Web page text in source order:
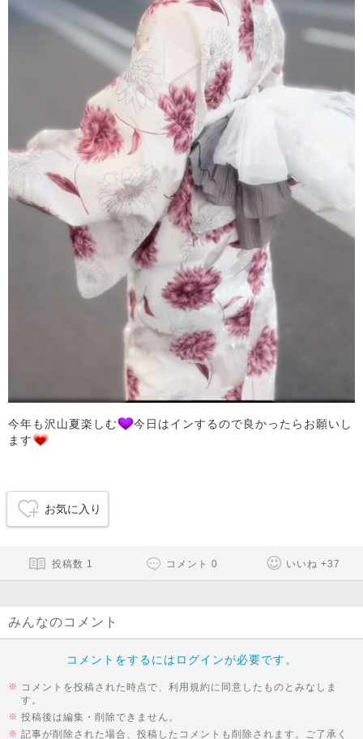
今年も沢山夏楽しむ
今日はインするので良かったらお願いし
ます
お気に入り
投稿数 1 コメント 0 いいね +37
みんなのコメント
コメントをするにはログインが必要です。
コメントを投稿された時点で、利用規約に同意したものとみなしま
す。
投稿後は編集・削除できません。
記事が削除された場合、投稿したコメントも削除されます。ご了承く